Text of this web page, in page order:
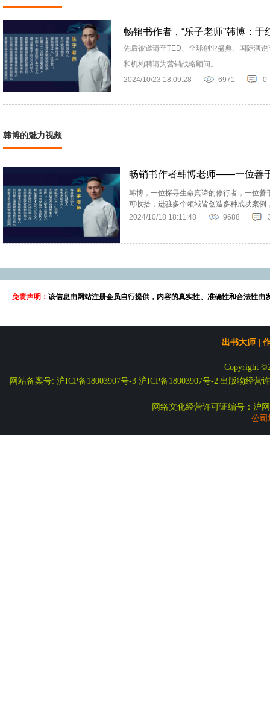
畅销书作者，“乐子老师”韩博：于
先后被邀请至TED、全球创业盛典、国际演
和机构聘请为营销战略顾问。
2024/10/23 18:09:28
6971 0
韩博的魅力视频
畅销书作者韩博老师——一位善
韩博，一位探寻生命真谛的修行者，一位
可收拾，进驻多个领域皆创造多种成功案例
2024/10/18 18:11:48
9688
免责声明： 该信息由网站注册会员自行提供，内容的真实性、准确性和合法性
出书大师 |
Copyright
网站备案号: 沪ICP备18003907号-3 沪ICP备18003907号-2| 出版物经营
网络文化经营许可证编号：沪
公司